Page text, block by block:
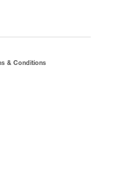
& Conditions